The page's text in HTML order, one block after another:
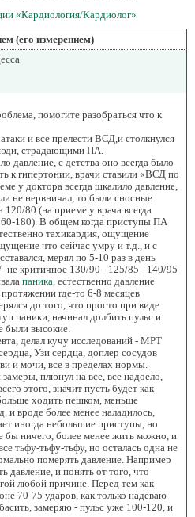
«Кардиология/Кардиолог»
(его измерением)
помогите разобраться что к
и все прелести ВСД,и столкнулся
страдающими ПА.
давление, с детства оно всегда было
к гипертонии, врачи ставили «ВСД по
у доктора всегда шкалило давление,
не нервничал, то были сносные
80 (на приеме у врача всегда
180). В общем когда приступы ПА
тахикардия, ощущение
что сейчас умру и т.д., и с
мерял по 5-10 раз в день
не критичное 130/90 - 125/85 - 140/95
паника , естественно давление
где-то 6-8 месяцев
до того, что просто при виде
паники, начинал долбить пульс и
были высокие.
делал кучу исследований - МРТ
Узи сердца, доплер сосудов
и мочи, все в пределах нормы.
плюнул на все, все надоело,
этого, значит пусть будет как
ходить пешком, меньше
и вроде более менее наладилось,
иногда небольшие приступы, но
бы ничего, более менее жить можно, и
тьфу-тьфу-тьфу, но осталась одна не
померять давление. Например
давление, и понять от того, что
любой причине. Перед тем как
70-75 ударов, как только надеваю
замеряю - пульс уже 100-120, и